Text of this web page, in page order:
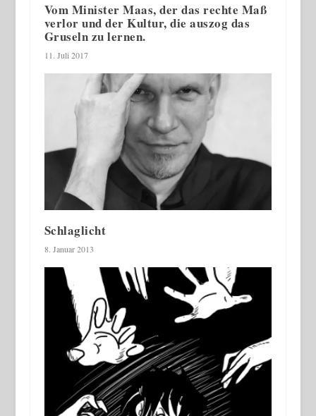
Vom Minister Maas, der das rechte Maß
verlor und der Kultur, die auszog das
Gruseln zu lernen.
11. Juli 2017
Schlaglicht
8. Januar 2013